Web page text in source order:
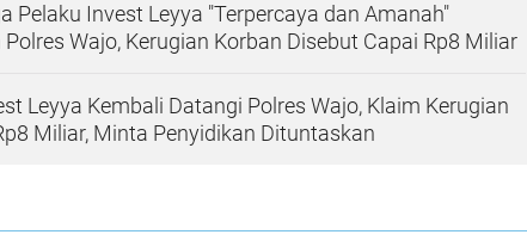
Pelaku Invest Leyya "Terpercaya dan Amanah"
Wajo, Kerugian Korban Disebut Capai Rp8 Miliar
Leyya Kembali Datangi Polres Wajo, Klaim Kerugian
Miliar, Minta Penyidikan Dituntaskan